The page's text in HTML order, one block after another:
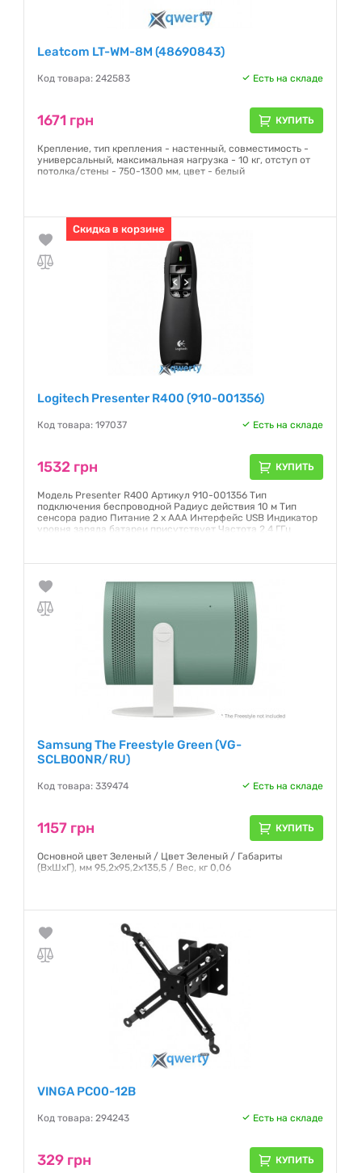
Leatcom LT-WM-8M (48690843)
Код товара: 242583 Есть на складе
1671 грн КУПИТЬ
Крепление, тип крепления - настенный, совместимость -
универсальный, максимальная нагрузка - 10 кг, отступ от
потолка/стены - 750-1300 мм, цвет - белый
Скидка в корзине
Logitech Presenter R400 (910-001356)
Код товара: 197037 Есть на складе
1532 грн КУПИТЬ
Модель Presenter R400 Артикул 910-001356 Тип
подключения беспроводной Радиус действия 10 м Тип
сенсора радио Питание 2 х AAA Интерфейс USB Индикатор
уровня заряда батареи присутствует Частота 2.4 ГГц
Гарантия:12 месяцев
Samsung The Freestyle Green (VG-
SCLB00NR/RU)
Код товара: 339474 Есть на складе
1157 грн КУПИТЬ
Основной цвет Зеленый / Цвет Зеленый / Габариты
(ВхШхГ), мм 95,2х95,2х135,5 / Вес, кг 0,06
VINGA PC00-12B
Код товара: 294243 Есть на складе
329 грн КУПИТЬ